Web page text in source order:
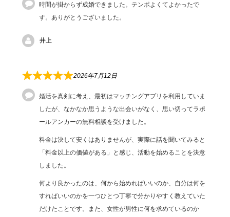
時間が掛からず成婚できました。テンポよくてよかったで
す。ありがとうございました。
井上
2026年7月12日
婚活を真剣に考え、最初はマッチングアプリを利用していま
したが、なかなか思うような出会いがなく、思い切ってラポ
ールアンカーの無料相談を受けました。
料金は決して安くはありませんが、実際に話を聞いてみると
「料金以上の価値がある」と感じ、活動を始めることを決意
しました。
何より良かったのは、何から始めればいいのか、自分は何を
すればいいのかを一つひとつ丁寧で分かりやすく教えていた
だけたことです。また、女性が男性に何を求めているのか